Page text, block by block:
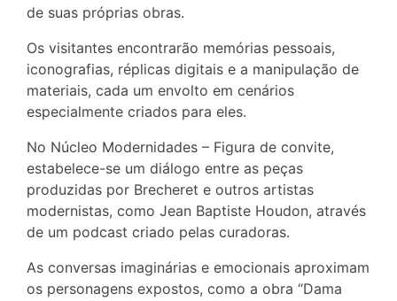
de suas próprias obras.
Os visitantes encontrarão memórias pessoais,
iconografias, réplicas digitais e a manipulação de
materiais, cada um envolto em cenários
especialmente criados para eles.
No Núcleo Modernidades – Figura de convite,
estabelece-se um diálogo entre as peças
produzidas por Brecheret e outros artistas
modernistas, como Jean Baptiste Houdon, através
de um podcast criado pelas curadoras.
As conversas imaginárias e emocionais aproximam
os personagens expostos, como a obra “Dama